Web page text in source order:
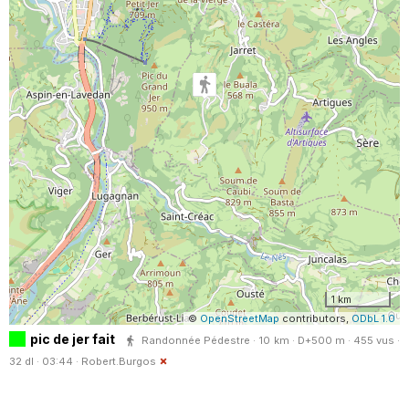
1 km
© OpenStreetMap contributors, ODbL 1.0
pic de jer fait
Randonnée Pédestre · 10 km · D+500 m · 455 vus ·
32 dl · 03:44 · Robert.Burgos